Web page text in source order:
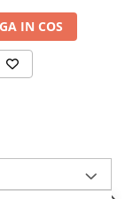
IN COS